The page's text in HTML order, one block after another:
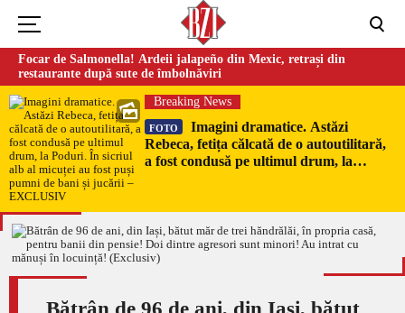
Focar de Salmonella! Ardeii jalapeño din Mexic, retrași din
restaurante după sute de îmbolnăviri
Breaking News
FOTO
Imagini dramatice. Astăzi
Rebeca, fetița călcată de o autoutilitară,
a fost condusă pe ultimul drum, la
EXCLUSIV